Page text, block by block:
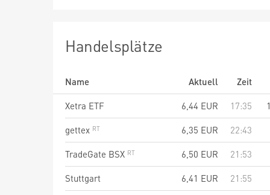
Handelsplätze
Name Aktuell
Zeit
Xetra ETF
6,44 EUR 17:35
gettex
6,35 EUR
22:43
TradeGate BSX
6,50 EUR
21:53
Stuttgart
6,41 EUR
21:55